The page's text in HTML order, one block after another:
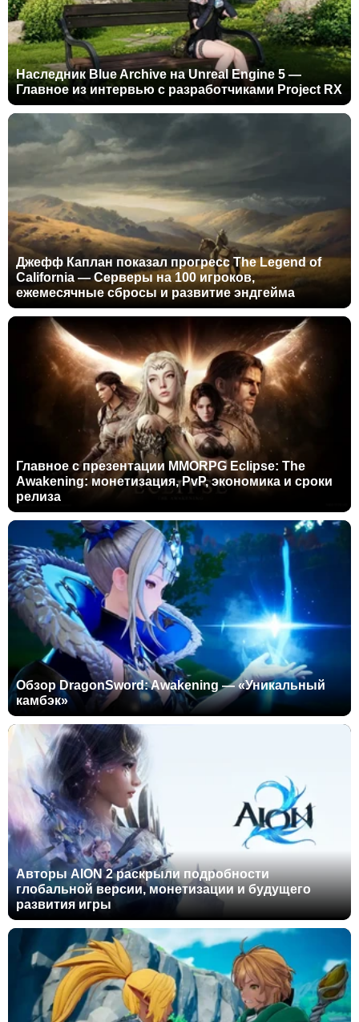
Наследник Blue Archive на Unreal Engine 5 —
Главное из интервью с разработчиками Project RX
Джефф Каплан показал прогресс The Legend of
California — Серверы на 100 игроков,
ежемесячные сбросы и развитие эндгейма
Главное с презентации MMORPG Eclipse: The
Awakening: монетизация, PvP, экономика и сроки
релиза
Обзор DragonSword: Awakening — «Уникальный
камбэк»
Авторы AION 2 раскрыли подробности
глобальной версии, монетизации и будущего
развития игры